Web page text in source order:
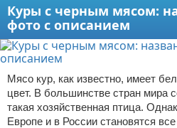
Куры с черным мясом:
фото с описанием
Мясо кур, как известно, имеет
цвет. В большинстве стран мира
такая хозяйственная птица.
Европе и в России становятся